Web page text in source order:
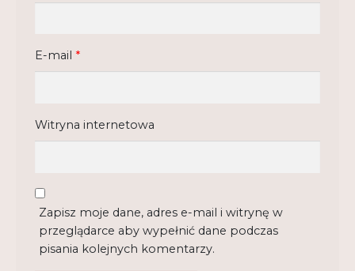
E-mail *
Witryna internetowa
Zapisz moje dane, adres e-mail i witrynę w
przeglądarce aby wypełnić dane podczas
pisania kolejnych komentarzy.